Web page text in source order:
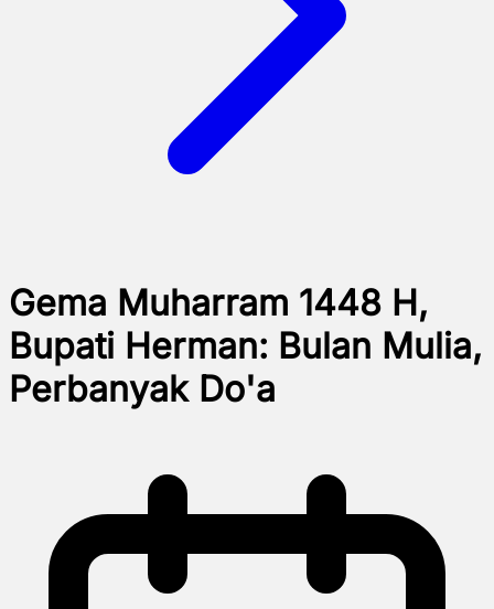
Gema Muharram 1448 H,
Bupati Herman: Bulan Mulia,
Perbanyak Do'a